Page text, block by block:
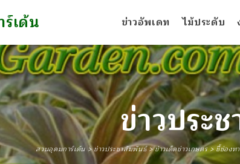
เด้น ข่าวอัพเดท ไม้ประดับ
ข่าวประ
สวนอุดมการ์เด้น>ข่าวประชาสัมพันธ์>ข่าวเด็ดข่าวเกษตร>ชี้ช่องท